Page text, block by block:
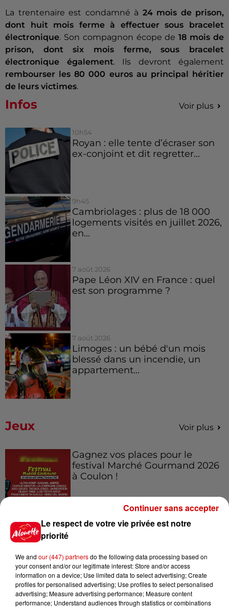
La trentenaire est condamné à 24 mois de prison,
dont huit mois ferme à effectuer sous bracelet
électronique. Son compagnon écope de18 mois de
prison, dont six mois ferme, sous bracelet
électronique également. Ils devront également
rembourser les 80 000 euros au principal héritier
de leurs victimes.
Infos Voir plus
10h54
Royan : elle tente d’écraser son
ex-conjoint et dit regretter...
9h45
Cambriolages : plus de 18 000
logements visités en juillet 2026,
en...
7 août 2026
Pape Léon XIV en France : quel
est son programme ?
7 août 2026
Limoges : un bébé d'un mois
blessé dans un incendie, un
appartement...
Jeux Voir plus
Gagnez vos places pour le
festival Marché Gourmand 2026
à Coulon !
Le Duel - Gagnez vos entrées
Destination Vacances - Gagnez
votre séjour en famille au cœur
Le respect de votre vie privée est notre
priorité
We and our (447) partnersdo the following data processing based on
your consent and/or our legitimate interest: Store and/or access
information on a device; Use limited data to select advertising; Create
profiles for personalised advertising; Use profiles to select personalised
advertising; Measure advertising performance; Measure content
performance; Understand audiences through statistics or combinations
Continuer sans accepter